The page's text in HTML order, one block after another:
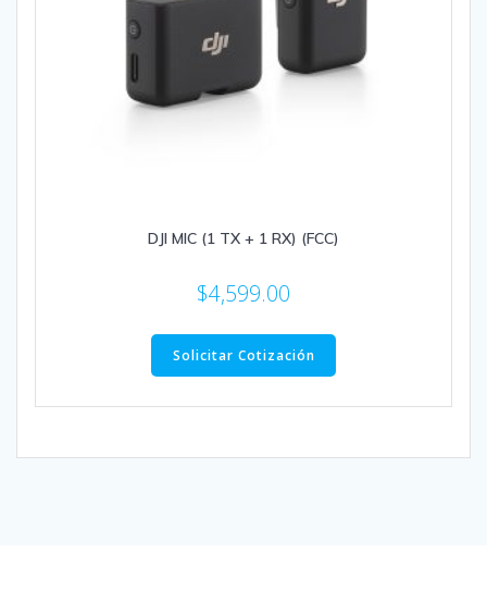
DJI MIC (1 TX + 1 RX) (FCC)
$4,599.00
Solicitar Cotización